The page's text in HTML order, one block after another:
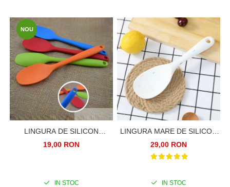
NOU
LINGURA DE SILICON
ALIMENTAR
19,00 RON
IN STOC
LINGURA MARE DE SILICON
ALIMENTAR. SOLIDA SI
TERMOREZISTENTA
29,00 RON
IN STOC